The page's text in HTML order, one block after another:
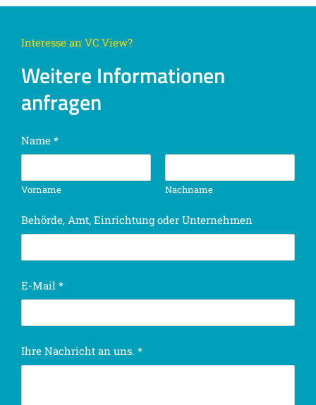
Interesse an VC View?
Weitere Informationen
anfragen
Name *
Vorname Nachname
Behörde, Amt, Einrichtung oder Unternehmen
E-Mail *
Ihre Nachricht an uns. *